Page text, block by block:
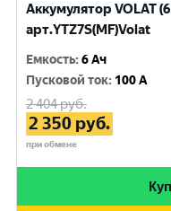
Аккумулятор VOLAT
арт.YTZ7S(MF)Volat
Емкость:6 Ач
Пусковой ток: 100 A
2 404руб.
2 350 руб.
при обмене